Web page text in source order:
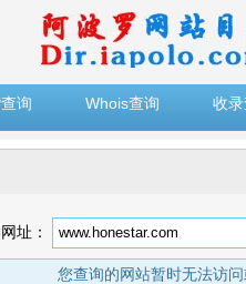
询 Whois查询 收
址：
您查询的网站暂时无法访